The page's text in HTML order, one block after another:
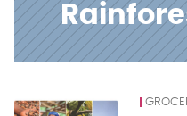
News